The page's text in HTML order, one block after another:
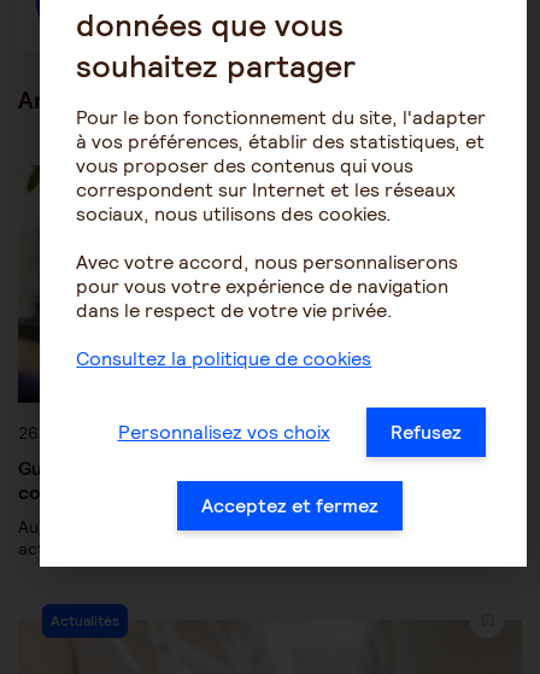
Articles en lien
Actualités
26 novembre 2020
Guide salariés aidants – Des aides et conseils pour
concilier vie professionnelle/vie personnelle
Aujourd’hui, en France, vous êtes plus de 60 %(1) à exercer une
activité professionnelle, en parallèle de l’aide que vous…
Actualités
données que vous
souhaitez partager
Pour le bon fonctionnement du site, l'adapter
à vos préférences, établir des statistiques, et
vous proposer des contenus qui vous
correspondent sur Internet et les réseaux
sociaux, nous utilisons des cookies.
Avec votre accord, nous personnaliserons
pour vous votre expérience de navigation
dans le respect de votre vie privée.
Consultez la politique de cookies
Personnalisez vos choix Refusez
Acceptez et fermez